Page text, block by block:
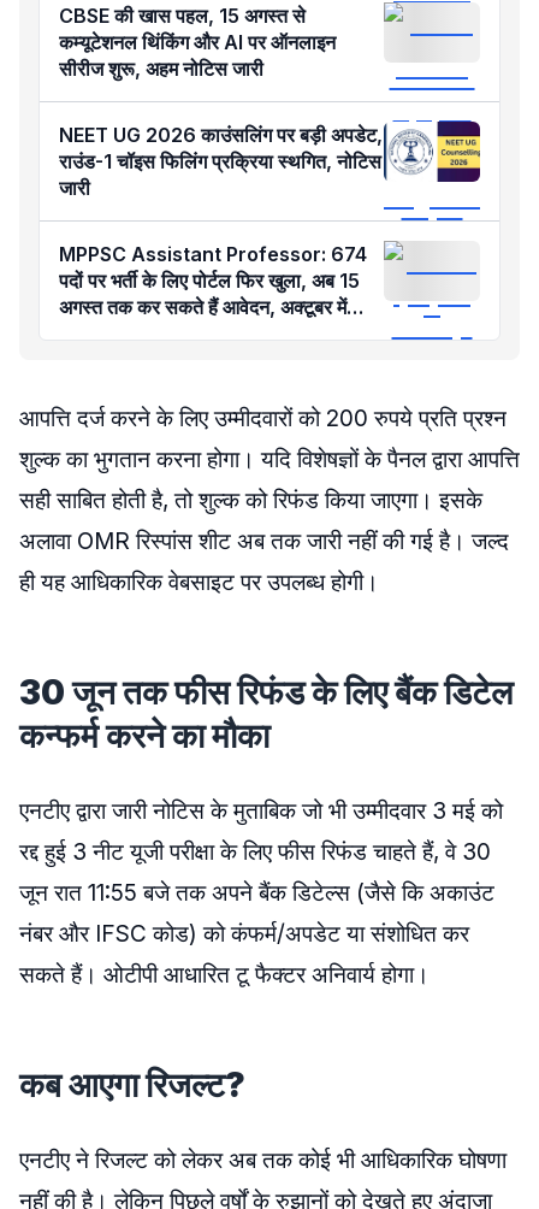
CBSE की खास पहल, 15 अगस्त से
कम्यूटेशनल थिंकिंग और AI पर ऑनलाइन
सीरीज शुरू, अहम नोटिस जारी
NEET UG 2026 काउंसलिंग पर बड़ी अपडेट,
राउंड-1 चॉइस फिलिंग प्रक्रिया स्थगित, नोटिस
जारी
MPPSC Assistant Professor: 674
पदों पर भर्ती के लिए पोर्टल फिर खुला, अब 15
अगस्त तक कर सकते हैं आवेदन, अक्टूबर में
परीक्षा
आपत्ति दर्ज करने के लिए उम्मीदवारों को 200 रुपये प्रति प्रश्न
शुल्क का भुगतान करना होगा। यदि विशेषज्ञों के पैनल द्वारा आपत्ति
सही साबित होती है, तो शुल्क को रिफंड किया जाएगा। इसके
अलावा OMR रिस्पांस शीट अब तक जारी नहीं की गई है। जल्द
ही यह आधिकारिक वेबसाइट पर उपलब्ध होगी।
30 जून तक फीस रिफंड के लिए बैंक डिटेल
कन्फर्म करने का मौका
एनटीए द्वारा जारी नोटिस के मुताबिक जो भी उम्मीदवार 3 मई को
रद्द हुई 3 नीट यूजी परीक्षा के लिए फीस रिफंड चाहते हैं, वे 30
जून रात 11:55 बजे तक अपने बैंक डिटेल्स (जैसे कि अकाउंट
नंबर और IFSC कोड) को कंफर्म/अपडेट या संशोधित कर
सकते हैं। ओटीपी आधारित टू फैक्टर अनिवार्य होगा।
कब आएगा रिजल्ट?
एनटीए ने रिजल्ट को लेकर अब तक कोई भी आधिकारिक घोषणा
नहीं की है। लेकिन पिछले वर्षों के रुझानों को देखते हुए अंदाजा